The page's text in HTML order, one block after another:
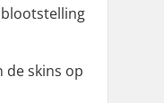
de skins op